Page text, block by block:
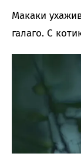
Макаки
галаго. С